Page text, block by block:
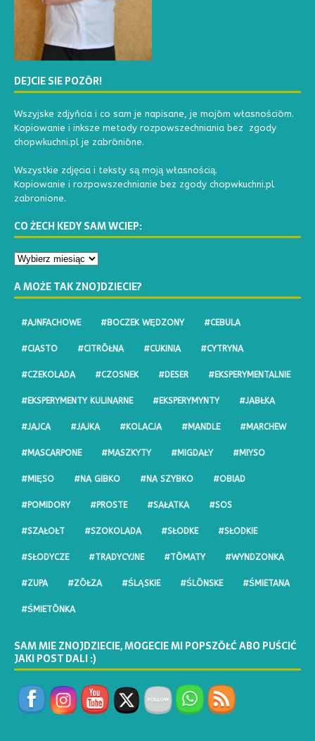
DEJCIE SIE POZŌR!
Wszyjske zdjyńcia i co sam je napisane, je mojōm własnościōm.
Kopiowanie i inksze metody rozpowszechniania bez zgody
chopwkuchni.pl je zabrōniōne.
Wszystkie zdjęcia i teksty są moją własnością.
Kopiowanie i rozpowszechnianie bez zgody chopwkuchni.pl
zabronione.
CO ŻECH KEDY SAM WCIEP:
A MOŻE TAK ZNOJDZIECIE?
#AJNFACHOWE #BOCZEK WĘDZONY #CEBULA
#CIASTO #CITRŌŁNA #CUKINIA #CYTRYNA
#CZEKOLADA #CZOSNEK #DESER #EKSPERYMENTALNIE
#EKSPERYMENTY KULINARNE #EKSPERYMYNTY #JABŁKA
#JAJCA #JAJKA #KOLACJA #MANDLE #MARCHEW
#MASCARPONE #MASZKYTY #MIGDAŁY #MIYSO
#MIĘSO #NA GIBKO #NA SZYBKO #OBIAD
#POMIDORY #PROSTE #SAŁATKA #SOS
#SZAŁOŁT #SZOKOLADA #SŁODKE #SŁODKIE
#SŁODYCZE #TRADYCYJNE #TŌMATY #WYNDZONKA
#ZUPA #ZŌŁZA #ŚLĄSKIE #ŚLŌNSKE #ŚMIETANA
#ŚMIETŌNKA
SAM MIE ZNOJDZIECIE, MOGECIE MI POPSZŎŁĆ ABO PUŚCIĆ
JAKI POST DALI :)